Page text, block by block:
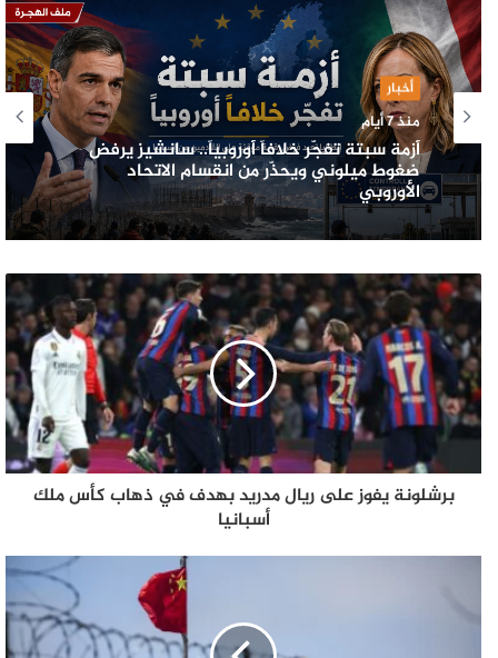
أخبار
منذ 7 أيام
أزمة سبتة تفجّر خلافاً أوروبياً.. سانشيز يرفض
ضغوط ميلوني ويحذّر من انقسام الاتحاد
الأوروبي
برشلونة يفوز على ريال مدريد بهدف في ذهاب كأس ملك
أسبانيا